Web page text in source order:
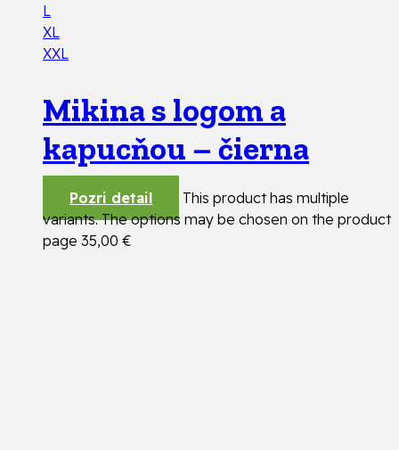
L
XL
XXL
Mikina s logom a
kapucňou – čierna
Pozri detail
This product has multiple
variants. The options may be chosen on the product
page 35,00 €